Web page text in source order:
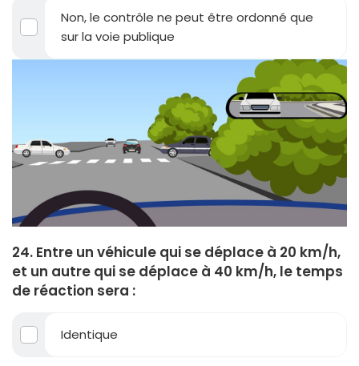
Non, le contrôle ne peut être ordonné que
sur la voie publique
24. Entre un véhicule qui se déplace à 20 km/h,
et un autre qui se déplace à 40 km/h, le temps
de réaction sera :
Identique